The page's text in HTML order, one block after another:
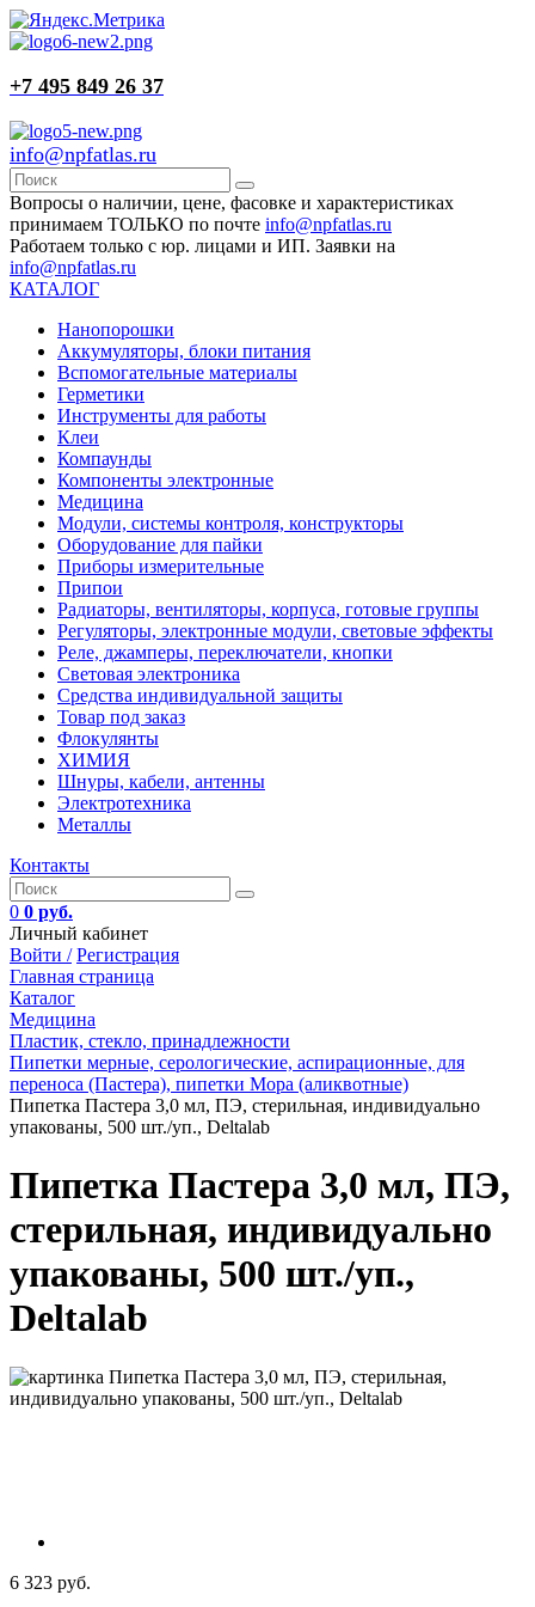
+7 495 849 26 37
info@npfatlas.ru
Вопросы о наличии, цене, фасовке и характеристиках
принимаем ТОЛЬКО по почте info@npfatlas.ru
Работаем только с юр. лицами и ИП. Заявки на
info@npfatlas.ru
КАТАЛОГ
Нанопорошки
Аккумуляторы, блоки питания
Вспомогательные материалы
Герметики
Инструменты для работы
Клеи
Компаунды
Компоненты электронные
Медицина
Модули, системы контроля, конструкторы
Оборудование для пайки
Приборы измерительные
Припои
Радиаторы, вентиляторы, корпуса, готовые группы
Регуляторы, электронные модули, световые эффекты
Реле, джамперы, переключатели, кнопки
Световая электроника
Средства индивидуальной защиты
Товар под заказ
Флокулянты
ХИМИЯ
Шнуры, кабели, антенны
Электротехника
Металлы
Контакты
0 0 руб.
Личный кабинет
Войти / Регистрация
Главная страница
Каталог
Медицина
Пластик, стекло, принадлежности
Пипетки мерные, серологические, аспирационные, для
переноса (Пастера), пипетки Мора (аликвотные)
Пипетка Пастера 3,0 мл, ПЭ, стерильная, индивидуально
упакованы, 500 шт./уп., Deltalab
Пипетка Пастера 3,0 мл, ПЭ,
стерильная, индивидуально
упакованы, 500 шт./уп.,
Deltalab
6 323 руб.